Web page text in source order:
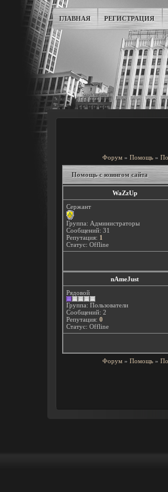
ГЛАВНАЯ РЕГИСТРАЦИЯ
Форум » Помощь »
Помощь с юзингом сайта
WaZzUp
Сержант
Группа: Администраторы
Сообщений: 31
Репутация: 1
Статус: Offline
nAmeJust
Рядовой
Группа: Пользователи
Сообщений: 2
Репутация: 0
Статус: Offline
Форум » Помощь »